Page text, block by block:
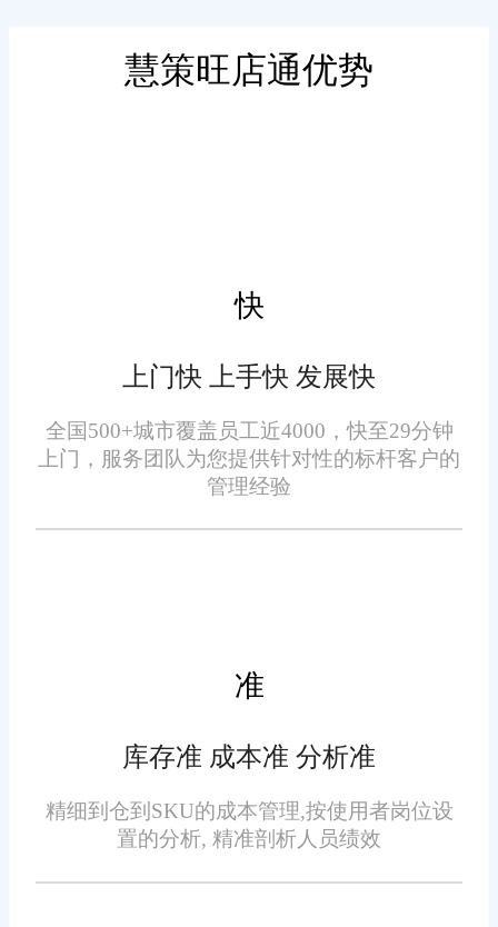
等问题。订单仓储一体化系统搭
建了闭环数据链路，消费者下单
式下多端库存数据不统一，容易
出现同一货品多店库存叠加、数
据错乱的情况。一体化系统实现
全域库存统一管控，搭建唯一的
核心库存数据库，所有电商平
台、线下渠道的库存数据均同步
核心数据库，统一库存统计口
径。
订单履约联动，精准锁定库
储一体化系统具备智能库存锁定
对应库存，待订单完成付款、发
货后完成库存扣减，订单取消则
自动解锁库存。
差
货品出入库失误、售后退货
慧策旺店通优势
快
上门快 上手快 发展快
全国500+城市覆盖员工近4000，快至29分钟
上门，服务团队为您提供针对性的标杆客户的
管理经验
准
库存准 成本准 分析准
精细到仓到SKU的成本管理,按使用者岗位设
置的分析, 精准剖析人员绩效